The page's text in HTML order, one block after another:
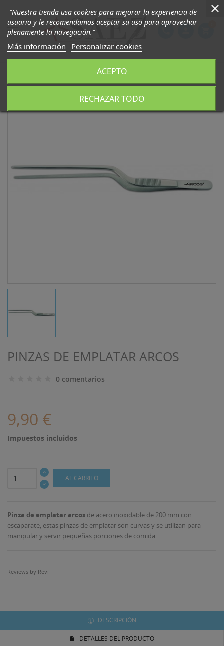

PINZAS DE EMPLATAR ARCOS
0 comentarios
9,90 €
Impuestos incluidos
AL CARRITO
Pinza de emplatar arcos de acero inoxidable de 200 mm con
escaparate, estas pinzas de emplatar son curvas y se utilizan para
manipular y servir pequeñas porciones de comida
Reviews by Revi
DESCRIPCIÓN
DETALLES DEL PRODUCTO
"Nuestra tienda usa cookies para mejorar la experiencia de
usuario y le recomendamos aceptar su uso para aprovechar
plenamente la navegación."
Más información Personalizar cookies
RECHAZAR TODO
ACEPTO
Debe iniciar sesión para guardar productos en su lista
de deseos.